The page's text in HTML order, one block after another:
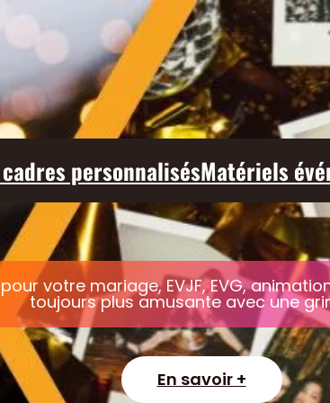
cadres personnalisésMatériels
pour votre mariage, EVJF, EVG,
toujours plus amusante avec une
En savoir +